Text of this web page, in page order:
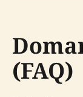
(FAQ)